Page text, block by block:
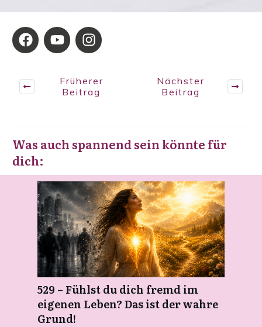
Früherer
Beitrag
Nächster
Beitrag
Was auch spannend sein könnte für
dich:
529 – Fühlst du dich fremd im
eigenen Leben? Das ist der wahre
Grund!